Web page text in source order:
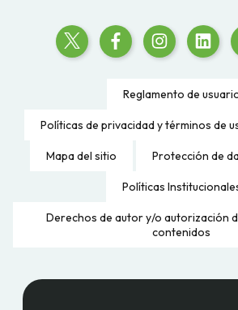
Reglamento de
Políticas de privacidad y términos de
Mapa del sitio Protección de
Políticas
Derechos de autor y/o autorización
contenidos